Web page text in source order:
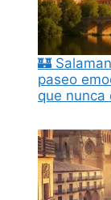
🏰
paseo
que nunca